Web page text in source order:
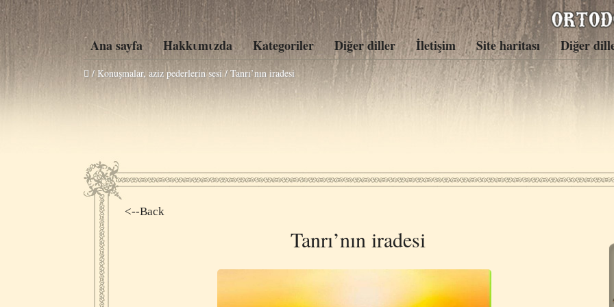
Ana sayfa Hakkιmιzda Kategoriler Diğer diller İletişim Site haritası Diğer
/ Konuşmalar, aziz pederlerin sesi /Tanrı’nın iradesi
<--Back
Tanrı’nın iradesi